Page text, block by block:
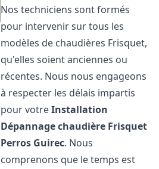
Nos techniciens sont formés
pour intervenir sur tous les
modèles de chaudières Frisquet,
qu'elles soient anciennes ou
récentes. Nous nous engageons
à respecter les délais impartis
pour votreInstallation
Dépannage chaudière Frisquet
Perros Guirec. Nous
comprenons que le temps est